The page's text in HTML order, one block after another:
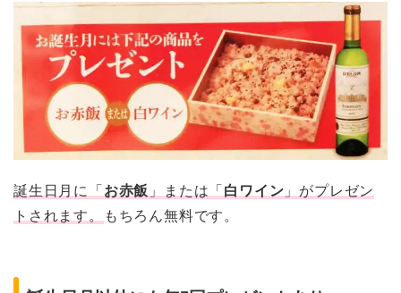
誕生日月に「お赤飯 」または「白ワイン 」がプレゼン
トされます。
もちろん無料です。